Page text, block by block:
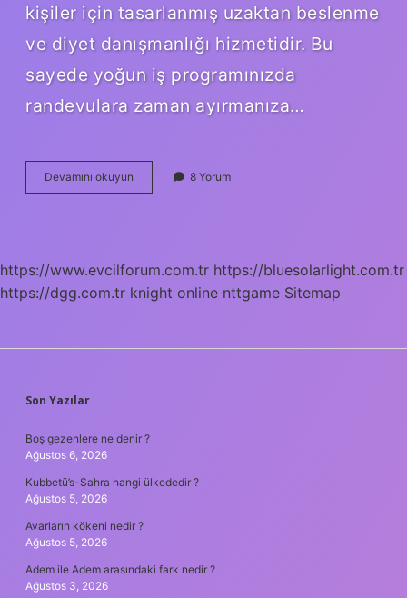
kişiler için tasarlanmış uzaktan beslenme
ve diyet danışmanlığı hizmetidir. Bu
sayede yoğun iş programınızda
randevulara zaman ayırmanıza…
Devamını okuyun
Diyetisyen
8 Yorum
https://www.evcilforum.com.tr https://bluesolarlight.com.tr
https://dgg.com.tr knight online nttgame Sitemap
SIDEBAR
Son Yazılar
Boş gezenlere ne denir ?
Ağustos 6, 2026
Kubbetü’s-Sahra hangi ülkededir ?
Ağustos 5, 2026
Avarların kökeni nedir ?
Ağustos 5, 2026
Adem ile Adem arasındaki fark nedir ?
Ağustos 3, 2026